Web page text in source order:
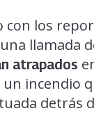
con los
llamada
atrapados
incendio
detrás